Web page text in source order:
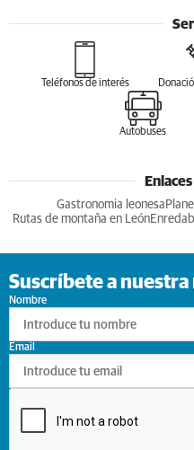
Teléfonos de interés
Autobuses
Gastronomia leonesa
Rutas de montaña en León
Suscríbete a
Nombre
Email